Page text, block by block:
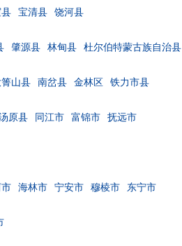
宝清县 饶河县
肇源县 林甸县 杜尔伯特蒙古族自治县
箐山县 南岔县 金林区 铁力市县
原县 同江市 富锦市 抚远市
海林市 宁安市 穆棱市 东宁市